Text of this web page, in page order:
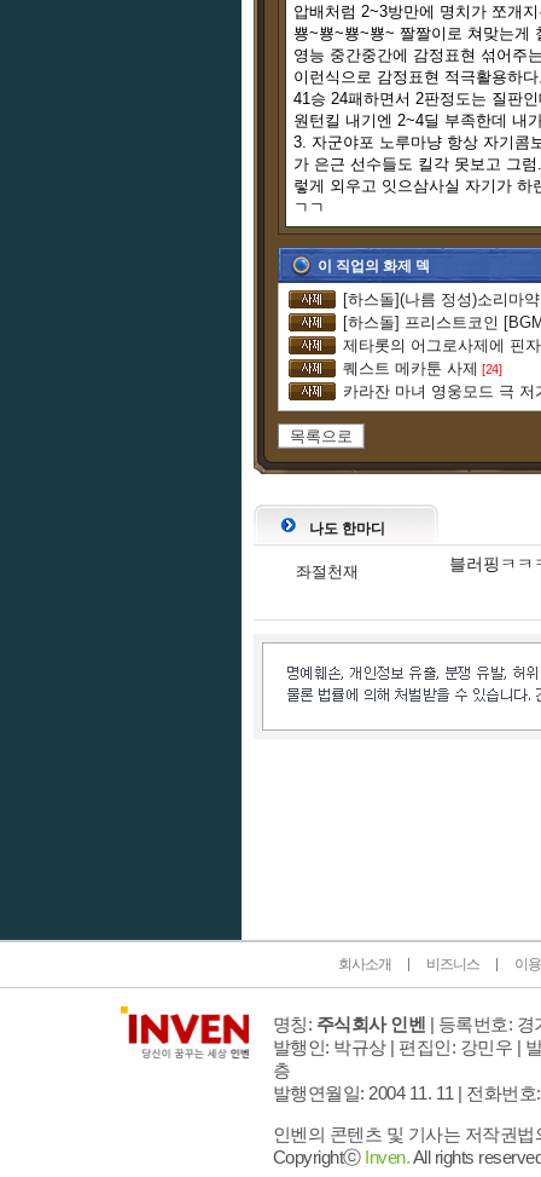
압배처럼 2~3방만에 명치가 쪼개
뿅~뿅~뿅~뿅~ 짤짤이로 쳐맞는게
영능 중간중간에 감정표현 섞어주
이런식으로 감정표현 적극활용하
41승 24패하면서 2판정도는 질판
원턴킬 내기엔 2~4딜 부족한데 내
3. 자군야포 노루마냥 항상 자기콤
가 은근 선수들도 킬각 못보고 그
렇게 외우고 잇으삼사실 자기가
ㄱㄱ
이 직업의 화제 덱
[하스돌](나름 정성)소리마
[하스돌] 프리스트코인
퀘스트 메카툰 사제 [24]
카라잔 마녀 영웅모드 극 저
목록으로
나도 한마디
좌절천재 블러핑ㅋㅋ
회사소개 비즈니스 이
명칭: 주식회사 인벤 | 등록번호: 경
발행인: 박규상 | 편집인: 강민우 |
층
발행연월일: 2004 11. 11 | 전화번호
인벤의 콘텐츠 및 기사는 저작권
Copyrightⓒ Inven.All rights